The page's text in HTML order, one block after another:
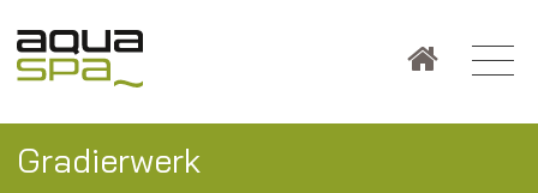
Gradierwerk